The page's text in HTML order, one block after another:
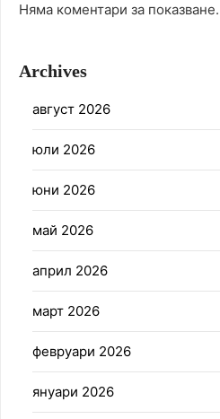
Няма коментари за показване.
Archives
август 2026
юли 2026
юни 2026
май 2026
април 2026
март 2026
февруари 2026
януари 2026